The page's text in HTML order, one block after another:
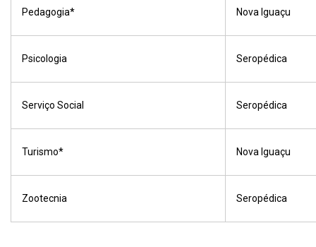
Pedagogia* Nova Iguaçu
Psicologia Seropédica
Serviço Social Seropédica
Turismo* Nova Iguaçu
Zootecnia Seropédica